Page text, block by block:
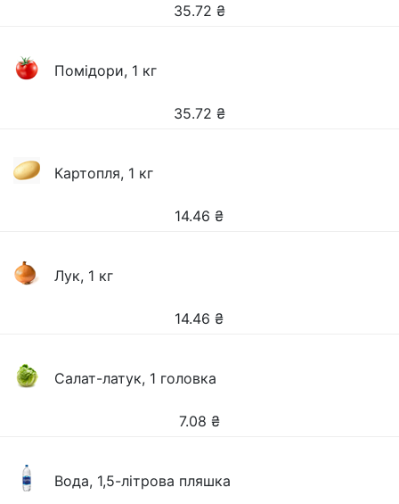
35.72 ₴
Помідори, 1 кг
35.72 ₴
Картопля, 1 кг
14.46 ₴
Лук, 1 кг
14.46 ₴
Салат-латук, 1 головка
7.08 ₴
Вода, 1,5-літрова пляшка